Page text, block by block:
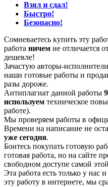
Взял и сдал!
Быстро!
Безопасно!
Сомневаетесь купить эту
работа ничем не отличается
дешевле!
Зачастую авторы-
наши готовые работы и
разы дороже.
Антиплагиат данной работы
используем техническое
работе).
Мы проверяем работы в
Времени на написание не
уже сегодня.
Боитесь покупать готовую
готовая работа, но на сайте
свободном доступе самой
Эта работа есть только у
эту работу в интернете, мы